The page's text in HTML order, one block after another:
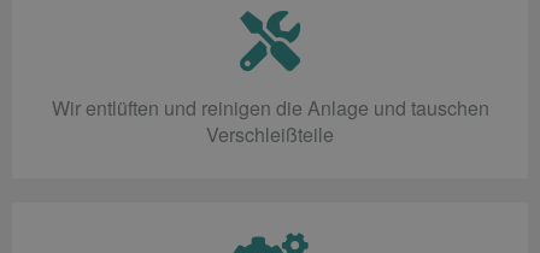
Wir entlüften und reinigen die Anlage und tauschen
Verschleißteile